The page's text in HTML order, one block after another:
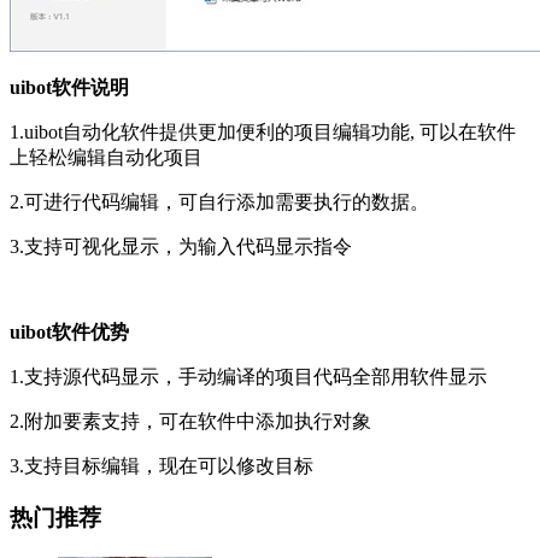
uibot软件说明
1.uibot自动化软件提供更加便利的项目编辑功能, 可以在软件
上轻松编辑自动化项目
2.可进行代码编辑，可自行添加需要执行的数据。
3.支持可视化显示，为输入代码显示指令
uibot软件优势
1.支持源代码显示，手动编译的项目代码全部用软件显示
2.附加要素支持，可在软件中添加执行对象
3.支持目标编辑，现在可以修改目标
热门推荐